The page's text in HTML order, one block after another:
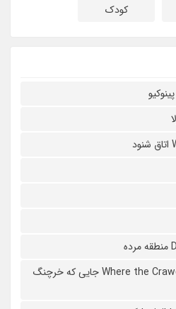
کودک
دانلود فیلم Where the Crawdads Sing 2022 جایی که خرچنگ